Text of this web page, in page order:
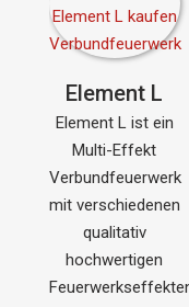
Element L
Element L ist ein
Multi-Effekt
Verbundfeuerwerk
mit verschiedenen
qualitativ
hochwertigen